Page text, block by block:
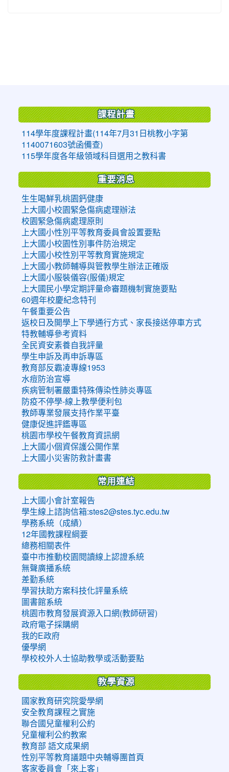
課程計畫
114學年度課程計畫(114年7月31日桃教小字第
1140071603號函備查)
115學年度各年級領域科目選用之教科書
重要消息
生生喝鮮乳桃園鈣健康
上大國小校園緊急傷病處理辦法
校園緊急傷病處理原則
上大國小性別平等教育委員會設置要點
上大國小校園性別事件防治規定
上大國小校性別平等教育實施規定
上大國小教師輔導與管教學生辦法正確版
上大國小服裝儀容(服儀)規定
上大國民小學定期評量命審題機制實施要點
60週年校慶紀念特刊
午餐重要公告
返校日及開學上下學通行方式、家長接送停車方式
特教輔導參考資料
全民資安素養自我評量
學生申訴及再申訴專區
教育部反霸凌專線1953
水痘防治宣導
疾病管制署嚴重特殊傳染性肺炎專區
防疫不停學-線上教學便利包
教師專業發展支持作業平臺
健康促進評鑑專區
桃園市學校午餐教育資訊網
上大國小個資保護公開作業
上大國小災害防救計畫書
常用連結
上大國小會計室報告
學生線上諮詢信箱:stes2@stes.tyc.edu.tw
學務系統（成績）
12年國教課程綱要
總務相關表件
臺中市推動校園閱讀線上認證系統
無聲廣播系統
差勤系統
學習扶助方案科技化評量系統
圖書館系統
桃園市教育發展資源入口網(教師研習)
政府電子採購網
我的E政府
優學網
學校校外人士協助教學或活動要點
教學資源
國家教育研究院愛學網
安全教育課程之實施
聯合國兒童權利公約
兒童權利公約教案
教育部 語文成果網
性別平等教育議題中央輔導團首頁
客家委員會「來上客」